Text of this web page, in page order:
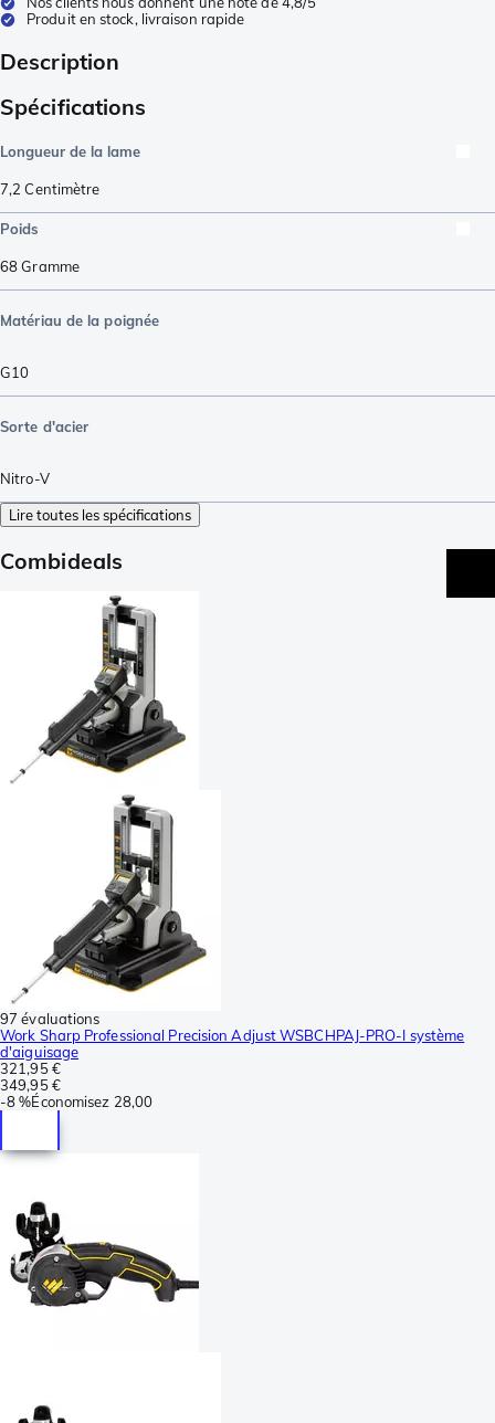
Produit en stock, livraison rapide
Description
Spécifications
Longueur de la lame
7,2 Centimètre
Poids
68Gramme
Matériau de la poignée
G10
Sorte d'acier
Nitro-V
Lire toutes les spécifications
Combideals
97 évaluations
Work Sharp Professional Precision Adjust WSBCHPAJ-PRO-I système
d'aiguisage
321,95 €
349,95 €
-8 %Économisez 28,00